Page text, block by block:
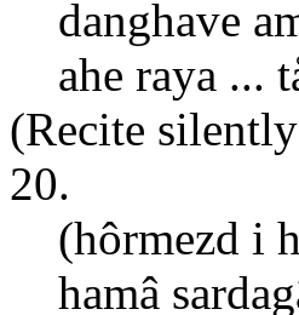
danghave
ahe raya ...
(Recite
20.
(hôrmezd i
hamâ